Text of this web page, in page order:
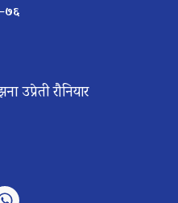
उप्रेती रौनियार